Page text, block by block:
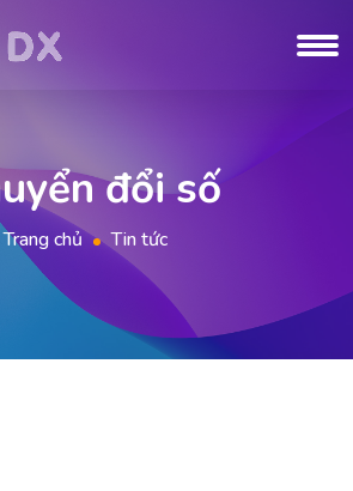
đổi số
Trang chủ Tin tức